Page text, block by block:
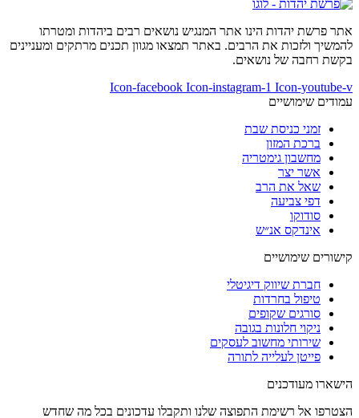
אתר פרשת יהדות הינו אתר המנגיש נושאים רבים ביהדות ומטרתו
להמשיך ולזכות את הרבים. באתר תמצאו מגוון תכנים מרתקים ומעניינים
בקשת רחבה של נושאים.
Icon-facebook Icon-instagram-1 Icon-youtube-v
עמודים שימושיים
זמני כניסת שבת
ברכת המזון
מחשבון גימטריה
אשר יצר
שאל את הרב
דפי צביעה
סודוקו
אינדקס אנ״ש
קישורים שימושיים
חברת שיווק דיגיטלי
טיפול בחרדות
סורגים שקופים
ניקוי חלונות בגובה
שירותי מחשוב לעסקים
פייטן לעלייה לתורה
הישארו מעודכנים
הצטרפו אל רשימת התפוצה שלנו ותקבלו עדכונים בכל מה שחדש